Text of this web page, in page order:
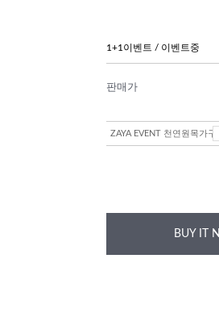
1+1이벤트 / 이벤트중
판매가
ZAYA EVENT 천연원목가구
BUY IT